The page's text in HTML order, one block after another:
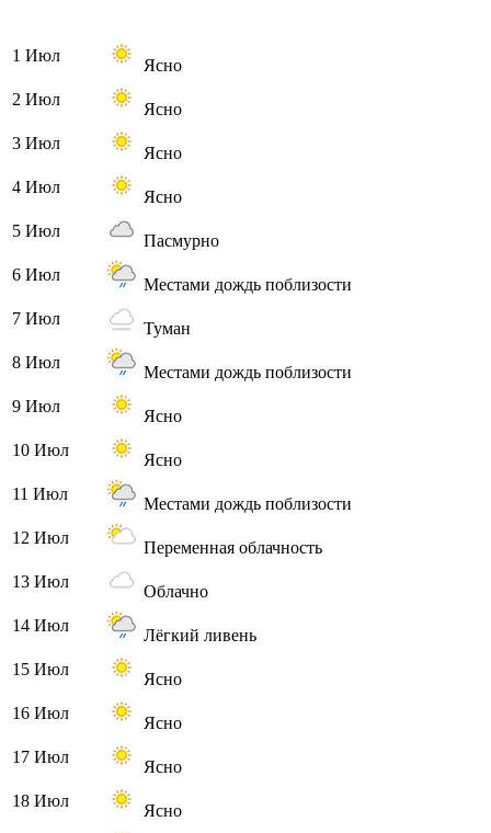
1 Июл
Ясно
2 Июл
Ясно
3 Июл
Ясно
4 Июл
Ясно
5 Июл
Пасмурно
6 Июл
Местами дождь поблизости
7 Июл
Туман
8 Июл
Местами дождь поблизости
9 Июл
Ясно
10 Июл
Ясно
11 Июл
Местами дождь поблизости
12 Июл
Переменная облачность
13 Июл
Облачно
14 Июл
Лёгкий ливень
15 Июл
Ясно
16 Июл
Ясно
17 Июл
Ясно
18 Июл
Ясно